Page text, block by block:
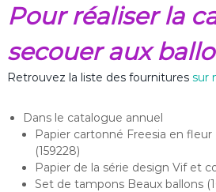
Pour réaliser la
secouer aux
Retrouvez la liste des fournitures sur
Dans le catalogue annuel
Papier cartonné Freesia en fleur
(159228)
Papier de la série design Vif et
Set de tampons Beaux ballons